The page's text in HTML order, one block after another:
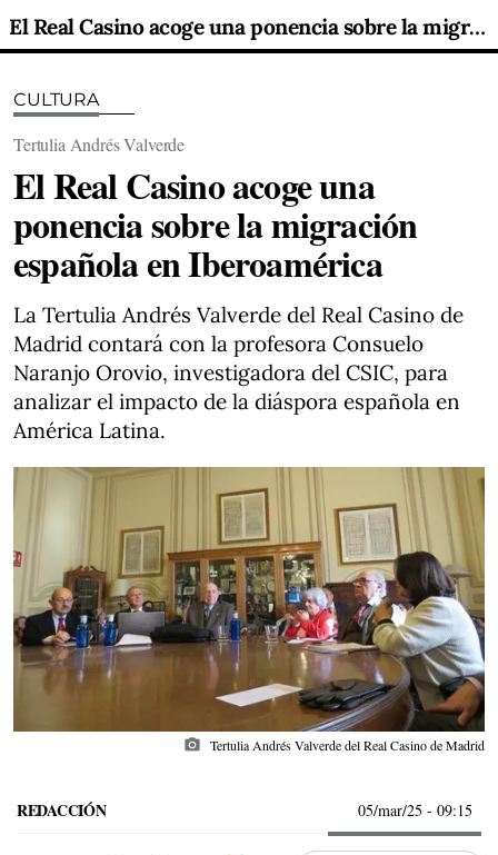
El Real Casino acoge una ponencia sobre la migración española en Iberoamérica
CULTURA
Tertulia Andrés Valverde
El Real Casino acoge una
ponencia sobre la migración
española en Iberoamérica
La Tertulia Andrés Valverde del Real Casino de
Madrid contará con la profesora Consuelo
Naranjo Orovio, investigadora del CSIC, para
analizar el impacto de la diáspora española en
América Latina.
photo_camera Tertulia Andrés Valverde del Real Casino de Madrid
REDACCIÓN 05/mar/25 - 09:15